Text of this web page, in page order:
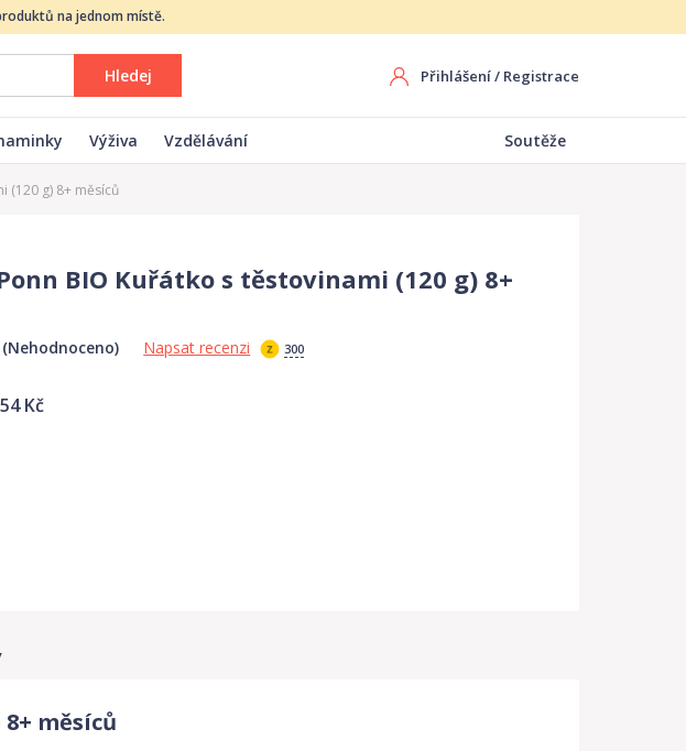
na jednom místě.
Hledej Přihlášení/ Registrace
Výživa Vzdělávání Soutěže
(120 g) 8+ měsíců
BIO Kuřátko s těstovinami (120 g) 8+
(Nehodnoceno) Napsat recenzi 300
54 Kč
měsíců